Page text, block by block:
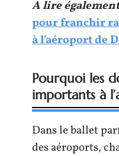
A lire
pour franchir
à l'aéroport de
Pourquoi les
importants à
Dans le ballet
des aéroports,